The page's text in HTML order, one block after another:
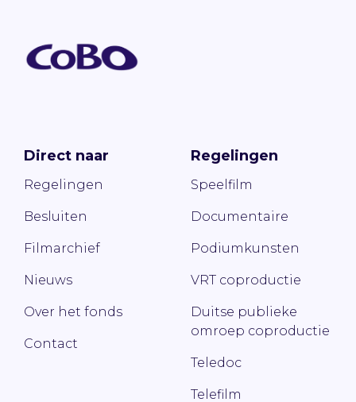
Direct naar
Regelingen
Besluiten
Filmarchief
Nieuws
Over het fonds
Contact
Regelingen
Speelfilm
Documentaire
Podiumkunsten
VRT coproductie
Duitse publieke
omroep coproductie
Teledoc
Telefilm